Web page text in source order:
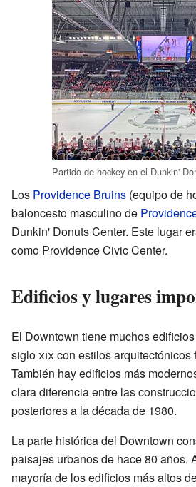
Partido de hockey en el Dunkin'
Los Providence Bruins (equipo de
baloncesto masculino de
Dunkin' Donuts Center. Este lugar
como Providence Civic Center.
Edificios y lugares
El Downtown tiene muchos
sigloxixcon estilos arquitectónicos
También hay edificios más
clara diferencia entre las
posteriores a la década de 1980.
La parte histórica del Downtown
paisajes urbanos de hace 80 años.
mayoría de los edificios más altos